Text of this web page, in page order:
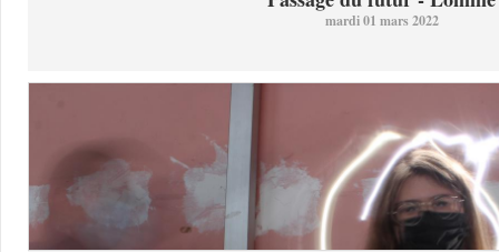
mardi 01 mars 2022